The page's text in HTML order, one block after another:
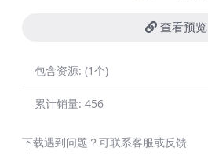
查看预览
包含资源: (1个)
累计销量: 456
下载遇到问题？可联系客服或反馈